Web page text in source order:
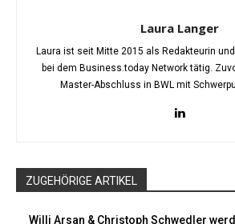
Laura Langer
Laura ist seit Mitte 2015 als Redakteurin
bei dem Business.today Network tätig.
Master-Abschluss in BWL mit
ZUGEHÖRIGE ARTIKEL
Willi Arsan & Christoph Schwedler